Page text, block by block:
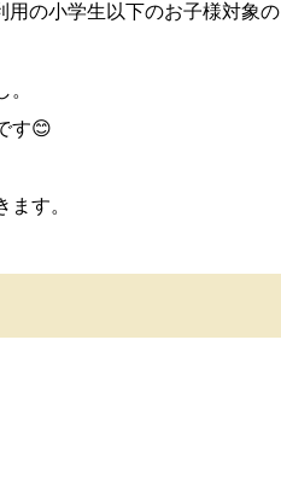
用の小学生以下のお子様対象の
す😊
す。